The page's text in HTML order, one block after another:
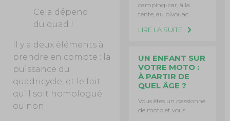
Cela dépend
du quad !
Il y a deux éléments à
prendre en compte : la
puissance du
quadricycle, et le fait
qu’il soit homologué
ou non.
camping-car, à la
tente, au bivouac
LIRE LA SUITE
UN ENFANT SUR
VOTRE MOTO :
À PARTIR DE
QUEL ÂGE ?
Vous êtes un passionné
de moto et vous